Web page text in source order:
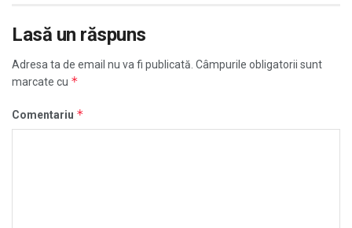
Lasă un răspuns
Adresa ta de email nu va fi publicată. Câmpurile obligatorii sunt
marcate cu *
Comentariu *